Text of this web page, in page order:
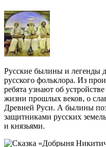
Русские былины и легенды
русского фольклора. Из
ребята узнают об
жизни прошлых веков, о
Древней Руси. А былины
защитниками русских
и князьями.